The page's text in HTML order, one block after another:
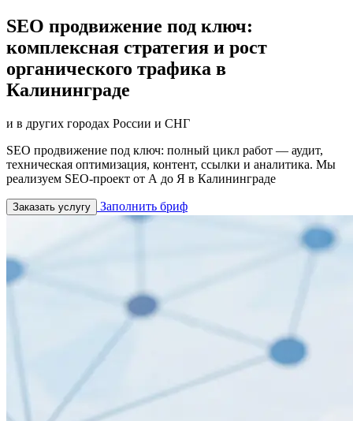
SEO продвижение под ключ:
комплексная стратегия и рост
органического трафика в
Калининграде
и в других городах России и СНГ
SEO продвижение под ключ: полный цикл работ — аудит,
техническая оптимизация, контент, ссылки и аналитика. Мы
реализуем SEO-проект от А до Я в Калининграде
Заказать услугу Заполнить бриф